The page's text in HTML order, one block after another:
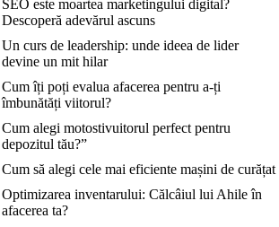
SEO este moartea marketingului digital?
Descoperă adevărul ascuns
Un curs de leadership: unde ideea de lider
devine un mit hilar
Cum îți poți evalua afacerea pentru a-ți
îmbunătăți viitorul?
Cum alegi motostivuitorul perfect pentru
depozitul tău?”
Cum să alegi cele mai eficiente mașini de curățat
Optimizarea inventarului: Călcâiul lui Ahile în
afacerea ta?